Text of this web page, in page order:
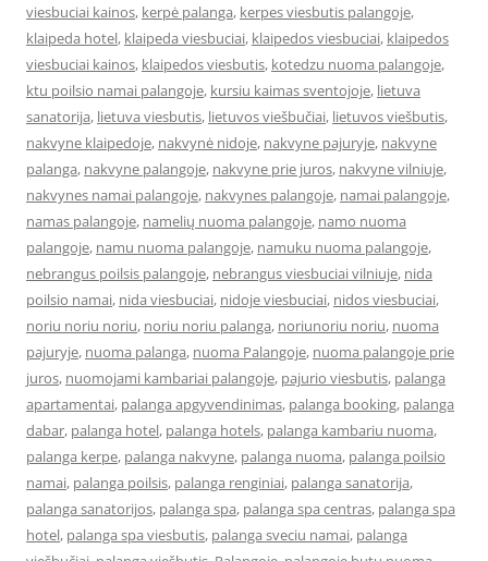
viesbuciai kainos, kerpė palanga, kerpes viesbutis palangoje,
klaipeda hotel, klaipeda viesbuciai, klaipedos viesbuciai, klaipedos
viesbuciai kainos, klaipedos viesbutis, kotedzu nuoma palangoje,
ktu poilsio namai palangoje, kursiu kaimas sventojoje, lietuva
sanatorija, lietuva viesbutis, lietuvos viešbučiai, lietuvos viešbutis,
nakvyne klaipedoje, nakvynė nidoje, nakvyne pajuryje, nakvyne
palanga, nakvyne palangoje, nakvyne prie juros, nakvyne vilniuje,
nakvynes namai palangoje, nakvynes palangoje, namai palangoje,
namas palangoje, namelių nuoma palangoje, namo nuoma
palangoje, namu nuoma palangoje, namuku nuoma palangoje,
nebrangus poilsis palangoje, nebrangus viesbuciai vilniuje, nida
poilsio namai, nida viesbuciai, nidoje viesbuciai, nidos viesbuciai,
noriu noriu noriu, noriu noriu palanga, noriunoriu noriu, nuoma
pajuryje, nuoma palanga, nuoma Palangoje, nuoma palangoje prie
juros, nuomojami kambariai palangoje, pajurio viesbutis, palanga
apartamentai, palanga apgyvendinimas, palanga booking, palanga
dabar, palanga hotel, palanga hotels, palanga kambariu nuoma,
palanga kerpe, palanga nakvyne, palanga nuoma, palanga poilsio
namai, palanga poilsis, palanga renginiai, palanga sanatorija,
palanga sanatorijos, palanga spa, palanga spa centras, palanga spa
hotel, palanga spa viesbutis, palanga sveciu namai, palanga